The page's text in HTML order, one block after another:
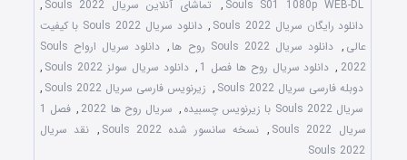
Souls S01 1080p WEB-DL
, تماشای آنلاین سریال Souls 2022
,
دانلود رایگان سریال Souls 2022
,
دانلود سریال Souls 2022 با کیفیت
عالی , دانلود سریال Souls 2022 روح ها ,
دانلود سریال ارواح Souls
2022
, دانلود سریال روح ها فصل 1 , دانلود سریال سولز Souls 2022
,
دوبله فارسی سریال Souls 2022
, زیرنویس فارسی سریال Souls 2022
,
سریال Souls 2022 با زیرنویس چسبیده
, سریال روح ها 2022 ,
فصل 1
سریال Souls 2022
, نسخه سانسور شده Souls 2022 , نقد سریال
Souls 2022